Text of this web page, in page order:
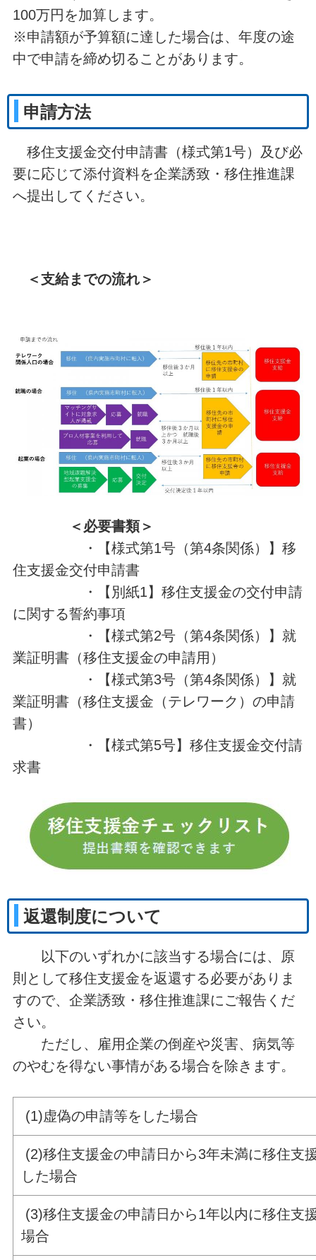
100万円を加算します。
※申請額が予算額に達した場合は、年度の途
中で申請を締め切ることがあります。
申請方法
移住支援金交付申請書（様式第1号）及び必
要に応じて添付資料を企業誘致・移住推進課
へ提出してください。
＜支給までの流れ＞
＜必要書類＞
・【様式第1号（第4条関係）】移
住支援金交付申請書
・【別紙1】移住支援金の交付申請
に関する誓約事項
・【様式第2号（第4条関係）】就
業証明書（移住支援金の申請用）
・【様式第3号（第4条関係）】就
業証明書（移住支援金（テレワーク）の申請
書）
・【様式第5号】移住支援金交付請
求書
返還制度について
以下のいずれかに該当する場合には、原
則として移住支援金を返還する必要がありま
すので、企業誘致・移住推進課にご報告くだ
さい。
ただし、雇用企業の倒産や災害、病気等
のやむを得ない事情がある場合を除きます。
(1)虚偽の申請等をした場合
(2)移住支援金の申請日から3年未満に移住支
した場合
(3)移住支援金の申請日から1年以内に移住支
場合